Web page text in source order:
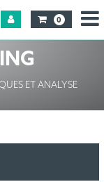
0
ET ANALYSE